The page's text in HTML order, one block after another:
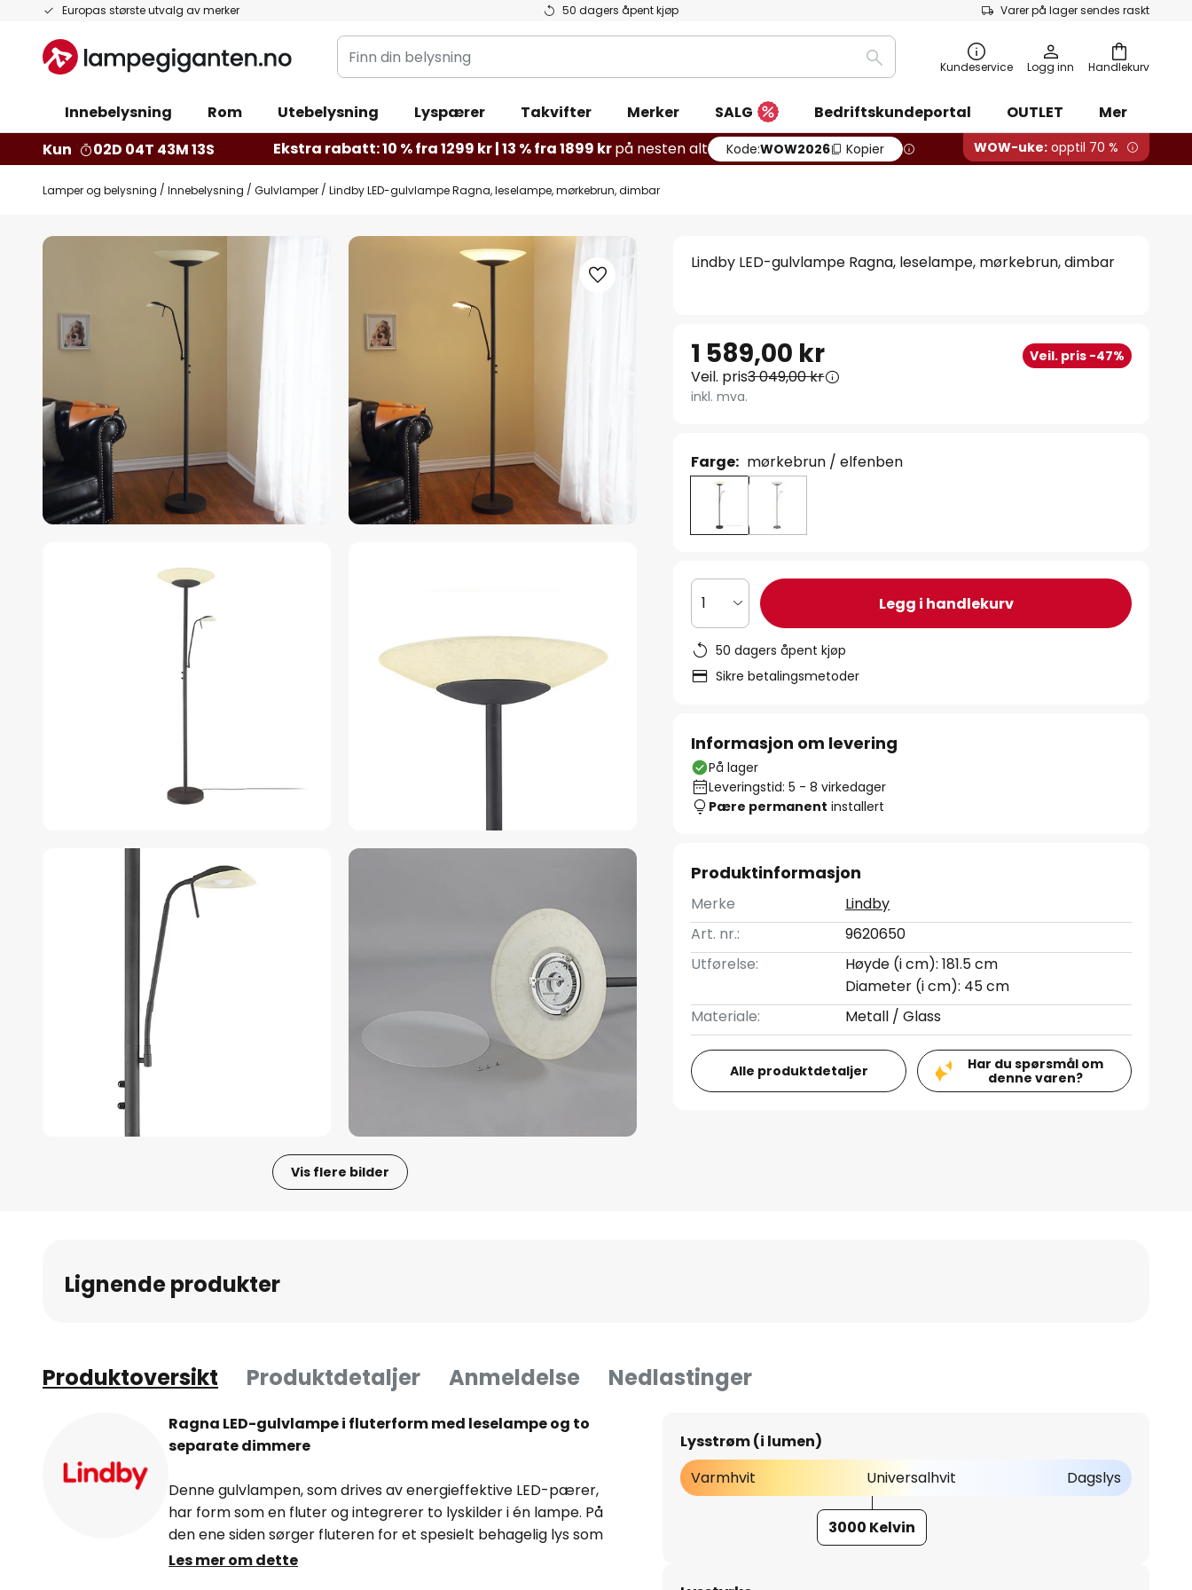
Europas største utvalg av merker 50 dagers åpent kjøp Varer på lager sendes raskt
Hopp
innhold
Handlekurv
Finn
din
Søk Kundeservice Logg inn
Innebelysning Rom Utebelysning Lyspærer Takvifter Merker SALG Bedriftskundeportal OUTLET
Mer
Kun
02D 04T 43M 12S Ekstra rabatt: 10 % fra 1299 kr | 13 % fra 1899 krpå nesten alt Kode:WOW2026 Kopier WOW-uke: opptil 70 %
Lamper og belysning Innebelysning Gulvlamper Lindby LED-gulvlampe Ragna, leselampe, mørkebrun, dimbar
Gå
av
bildegalleri
Vis flere bilder
bildegalleri
Lindby LED-gulvlampe Ragna, leselampe, mørkebrun, dimbar
1 589,00 kr Veil. pris -47%
Veil. pris3 049,00 kr
inkl. mva.
Farge: mørkebrun / elfenben
1 Legg i handlekurv
50 dagers åpent kjøp
Sikre betalingsmetoder
Informasjon om levering
På lager
Leveringstid: 5 - 8 virkedager
Pære permanent installert
Produktinformasjon
Merke
Lindby
Art. nr.:
9620650
Utførelse:
Høyde (i cm): 181.5 cm
Diameter (i cm): 45 cm
Materiale:
Metall / Glass
Alle produktdetaljer
Har du spørsmål om
denne varen?
Lignende produkter
Produktoversikt Produktdetaljer Anmeldelse Nedlastinger
Ragna LED-gulvlampe i fluterform med leselampe og to
separate dimmere
Denne gulvlampen, som drives av energieffektive LED-pærer,
har form som en fluter og integrerer to lyskilder i én lampe. På
den ene siden sørger fluteren for et spesielt behagelig lys som
utelukkende er rettet mot taket og derfor er indirekte, på den
Les mer om dette
Lysstrøm (i lumen)
Varmhvit
Universalhvit Dagslys
3000 Kelvin